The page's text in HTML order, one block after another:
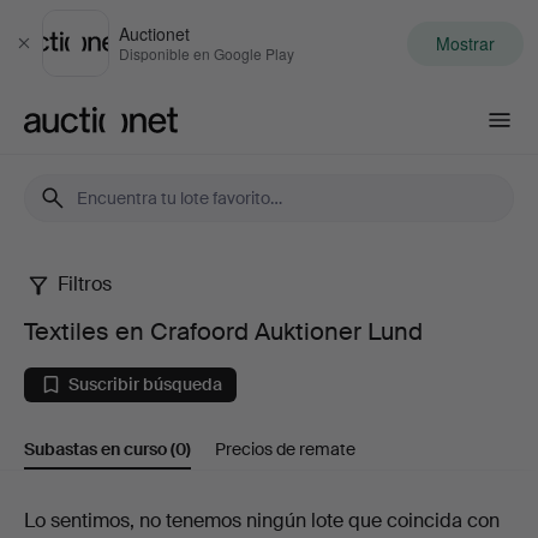
Cerrar
Auctionet
Disponible en Google Play Mostrar
Textiles
en
Crafoord
Auktioner
Filtros
Textiles en Crafoord Auktioner Lund
Suscribir búsqueda
Subastas en curso(0) Precios de remate
Subastas
Lo sentimos, no tenemos ningún lote que coincida con